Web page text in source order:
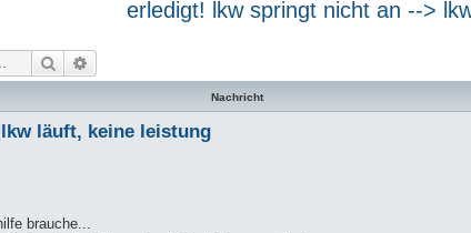
erledigt! lkw springt nicht an -->
Suche
Nachricht
läuft, keine leistung
brauche...